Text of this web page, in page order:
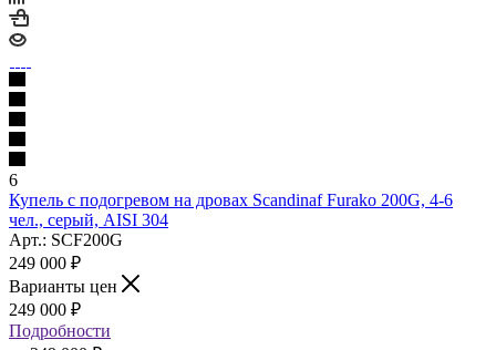
6
Купель с подогревом на дровах Scandinaf Furako 200G, 4-6
чел., серый, AISI 304
Арт.: SCF200G
249 000 ₽
Варианты цен
249 000 ₽
Подробности